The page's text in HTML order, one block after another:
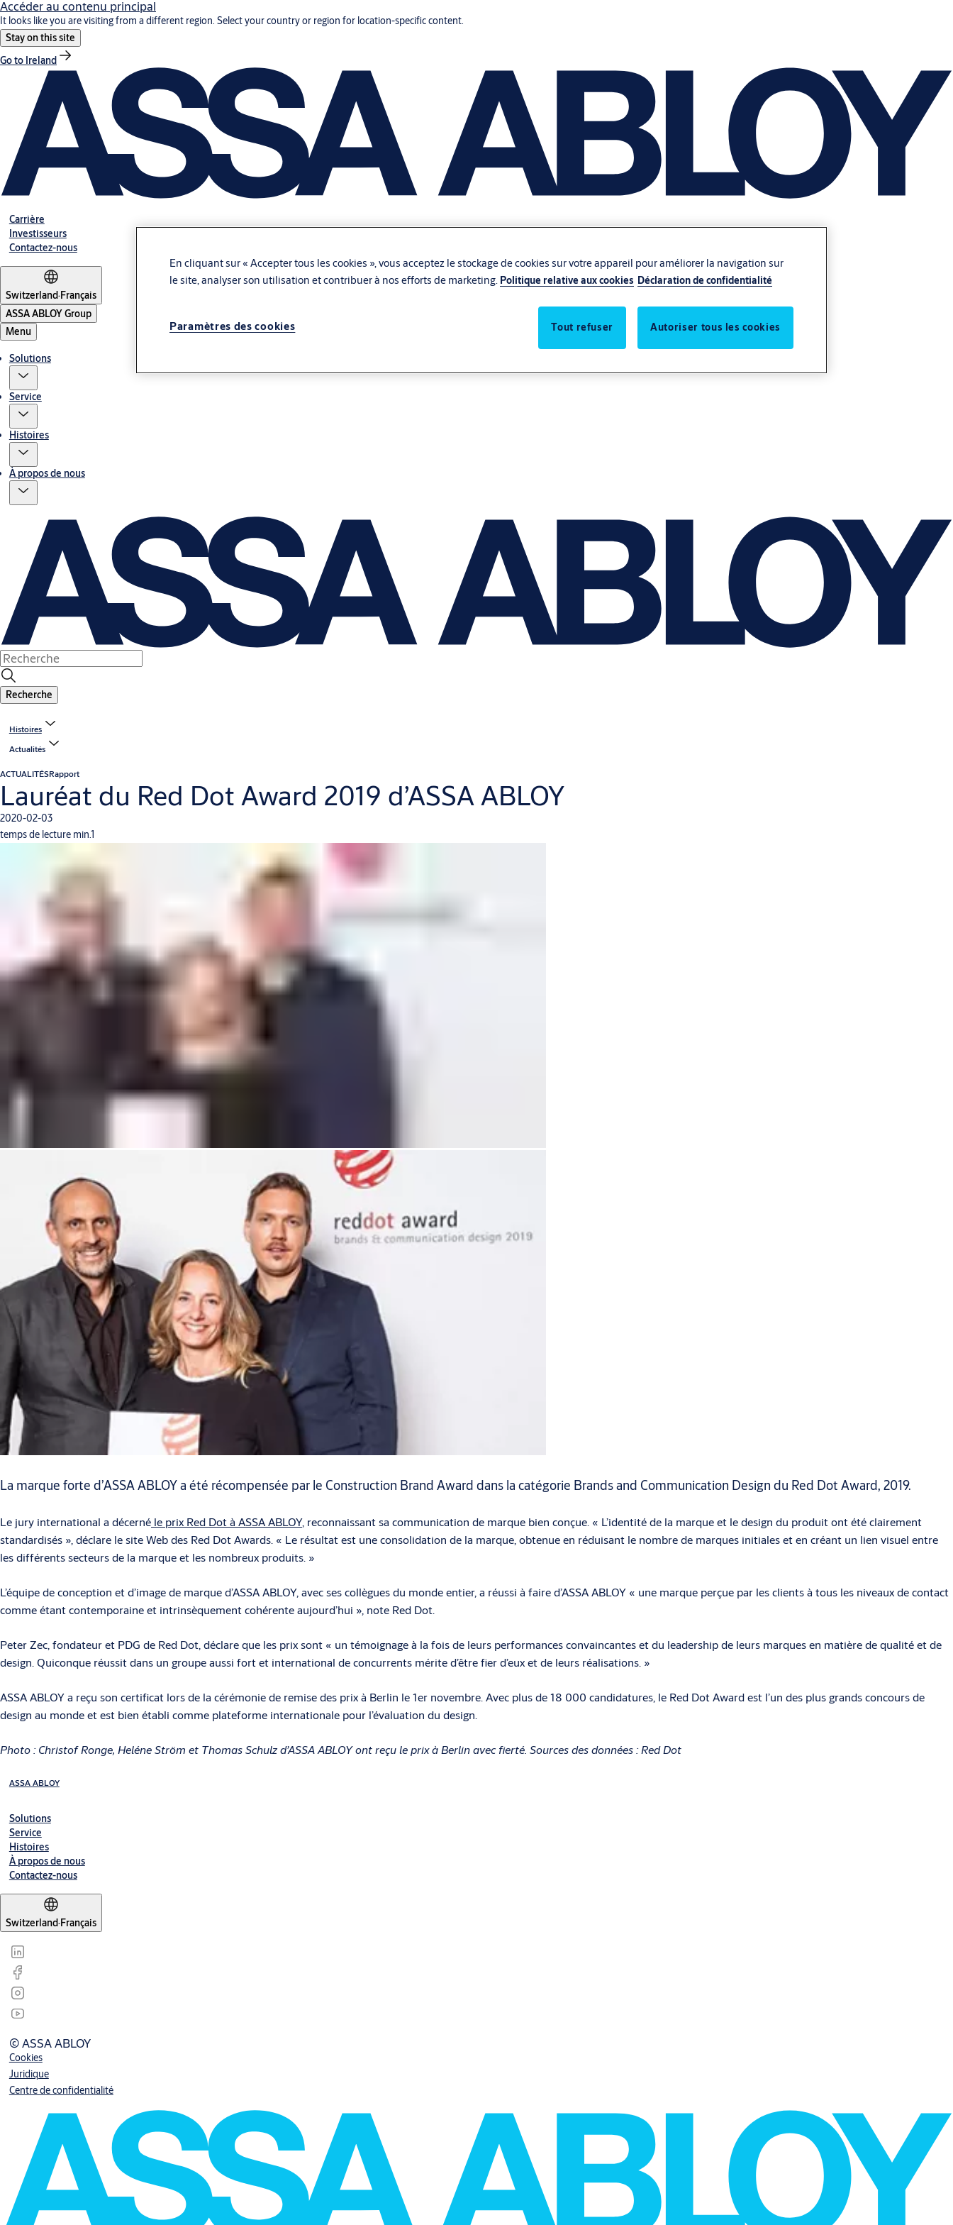
Accéder au contenu principal
It looks like you are visiting from a different region. Select your country or region for location-specific content.
Stay on this site
Go to Ireland
Carrière
Investisseurs
Contactez-nous
Switzerland·Français
ASSA ABLOY Group
Menu
Solutions
Service
Histoires
À propos de nous
Recherche
Histoires
Actualités
ACTUALITÉSRapport
Lauréat du Red Dot Award 2019 d’ASSA ABLOY
2020-02-03
temps de lecture min.1
La marque forte d’ASSA ABLOY a été récompensée par le Construction Brand Award dans la catégorie Brands and Communication Design du Red Dot Award, 2019.
Le jury international a décerné le prix Red Dot à ASSA ABLOY, reconnaissant sa communication de marque bien conçue. « L’identité de la marque et le design du produit ont été clairement
standardisés », déclare le site Web des Red Dot Awards. « Le résultat est une consolidation de la marque, obtenue en réduisant le nombre de marques initiales et en créant un lien visuel entre
les différents secteurs de la marque et les nombreux produits. »
L’équipe de conception et d’image de marque d’ASSA ABLOY, avec ses collègues du monde entier, a réussi à faire d’ASSA ABLOY « une marque perçue par les clients à tous les niveaux de contact
comme étant contemporaine et intrinsèquement cohérente aujourd’hui », note Red Dot.
Peter Zec, fondateur et PDG de Red Dot, déclare que les prix sont « un témoignage à la fois de leurs performances convaincantes et du leadership de leurs marques en matière de qualité et de
design. Quiconque réussit dans un groupe aussi fort et international de concurrents mérite d’être fier d’eux et de leurs réalisations. »
ASSA ABLOY a reçu son certificat lors de la cérémonie de remise des prix à Berlin le 1er novembre. Avec plus de 18 000 candidatures, le Red Dot Award est l’un des plus grands concours de
design au monde et est bien établi comme plateforme internationale pour l’évaluation du design.
Photo : Christof Ronge, Heléne Ström et Thomas Schulz d’ASSA ABLOY ont reçu le prix à Berlin avec fierté. Sources des données : Red Dot
ASSA ABLOY
Solutions
Service
Histoires
À propos de nous
Contactez-nous
Switzerland·Français
© ASSA ABLOY
Cookies
Juridique
Centre de confidentialité
En cliquant sur « Accepter tous les cookies », vous acceptez le stockage de cookies sur votre appareil pour améliorer la navigation sur
le site, analyser son utilisation et contribuer à nos efforts de marketing. Politique relative aux cookies Déclaration de confidentialité
Paramètres des cookies Tout refuser Autoriser tous les cookies